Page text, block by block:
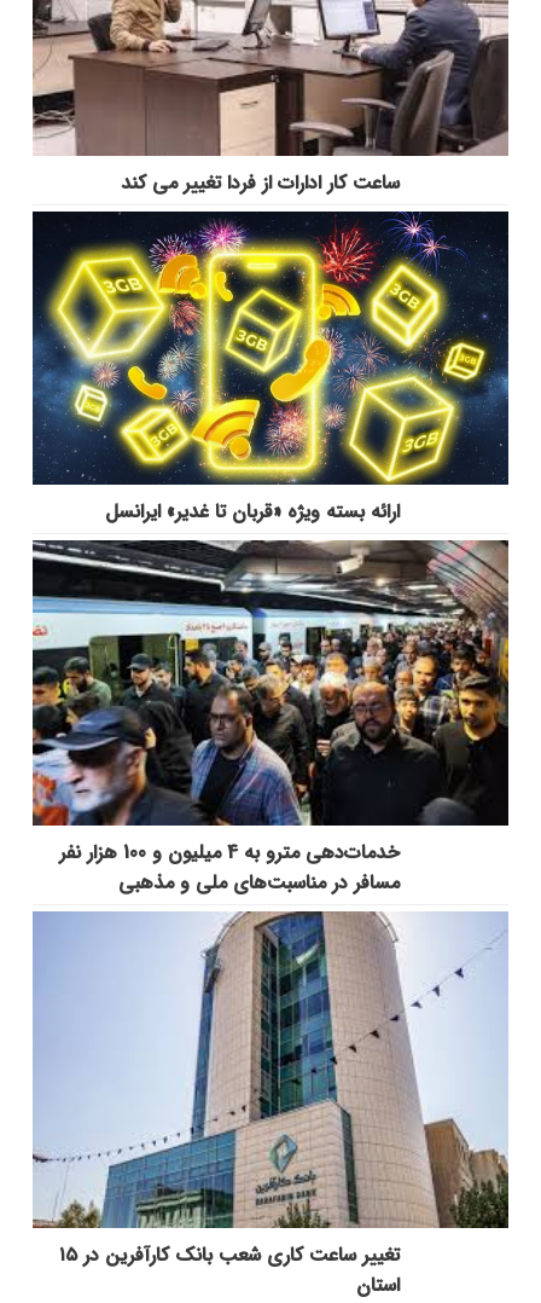
ساعت کار ادارات از فردا تغییر می کند
ارائه بسته ویژه «قربان تا غدیر» ایرانسل
خدمات‌دهي مترو به 4 ميليون و 100 هزار نفر
مسافر در مناسبت‌هاي ملي و مذهبي
تغییر ساعت کاری شعب بانک کارآفرین در ۱۵
استان